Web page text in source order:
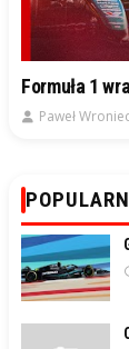
Formuła 1
Paweł